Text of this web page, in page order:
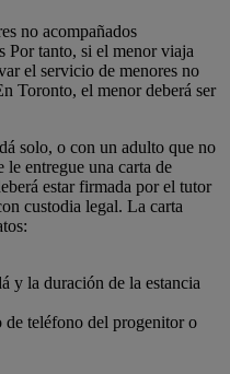
no acompañados
Por tanto, si el menor viaja
el servicio de menores no
Toronto, el menor deberá ser
solo, o con un adulto que no
le entregue una carta de
estar firmada por el tutor
custodia legal. La carta
y la duración de la estancia
teléfono del progenitor o